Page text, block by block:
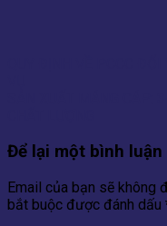
Để lại một bình luận
Email của bạn sẽ không
bắt buộc được đánh dấu